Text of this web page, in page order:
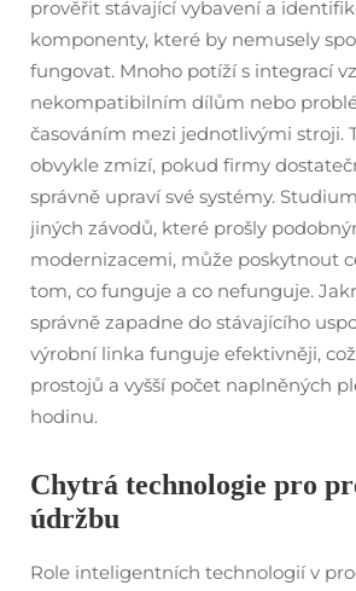
prověřit stávající vybavení a
komponenty, které by nemusely
fungovat. Mnoho potíží s integrací
nekompatibilním dílům nebo
časováním mezi jednotlivými stroji.
obvykle zmizí, pokud firmy
správně upraví své systémy.
jiných závodů, které prošly
modernizacemi, může poskytnout
tom, co funguje a co nefunguje.
správně zapadne do stávajícího
výrobní linka funguje efektivněji,
prostojů a vyšší počet naplněných
hodinu.
Chytrá technologie pro
údržbu
Role inteligentních technologií v